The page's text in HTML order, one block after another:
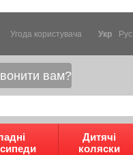
Угода користувача Укр
Рус
вам?
Дитячі
коляски